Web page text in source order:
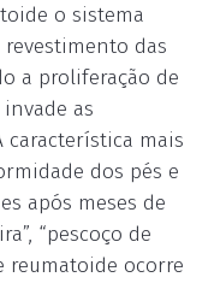
o sistema
das
a proliferação de
as
característica mais
dos pés e
após meses de
“pescoço de
reumatoide ocorre